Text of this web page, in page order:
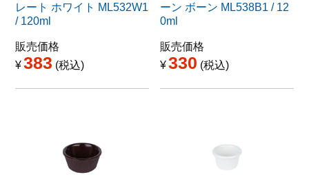
レート ホワイト ML532W1
/ 120ml
販売価格
¥383 税込
ーン ボーン ML538B1 / 12
0ml
販売価格
¥330 税込